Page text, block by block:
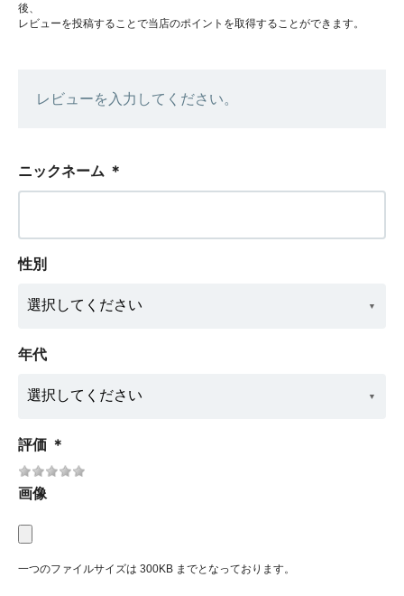
後、
レビューを投稿することで当店のポイントを取得することができます。
レビューを入力してください。
ニックネーム ＊
性別
年代
評価 ＊
画像
一つのファイルサイズは 300KB までとなっております。